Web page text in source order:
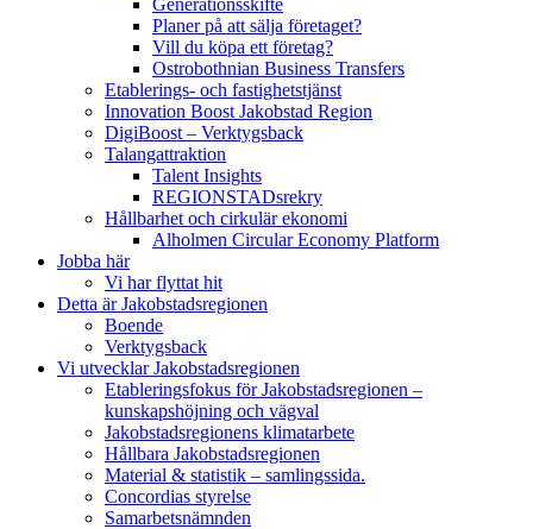
Generationsskifte
Planer på att sälja företaget?
Vill du köpa ett företag?
Ostrobothnian Business Transfers
Etablerings- och fastighetstjänst
Innovation Boost Jakobstad Region
DigiBoost – Verktygsback
Talangattraktion
Talent Insights
REGIONSTADsrekry
Hållbarhet och cirkulär ekonomi
Alholmen Circular Economy Platform
Jobba här
Vi har flyttat hit
Detta är Jakobstadsregionen
Boende
Verktygsback
Vi utvecklar Jakobstadsregionen
Etableringsfokus för Jakobstadsregionen –
kunskapshöjning och vägval
Jakobstadsregionens klimatarbete
Hållbara Jakobstadsregionen
Material & statistik – samlingssida.
Concordias styrelse
Samarbetsnämnden